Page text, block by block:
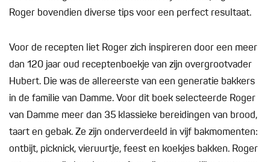
Roger bovendien diverse tips voor een perfect resultaat.
Voor de recepten liet Roger zich inspireren door een meer
dan 120 jaar oud receptenboekje van zijn overgrootvader
Hubert. Die was de allereerste van een generatie bakkers
in de familie van Damme. Voor dit boek selecteerde Roger
van Damme meer dan 35 klassieke bereidingen van brood,
taart en gebak. Ze zijn onderverdeeld in vijf bakmomenten:
ontbijt, picknick, vieruurtje, feest en koekjes bakken. Roger